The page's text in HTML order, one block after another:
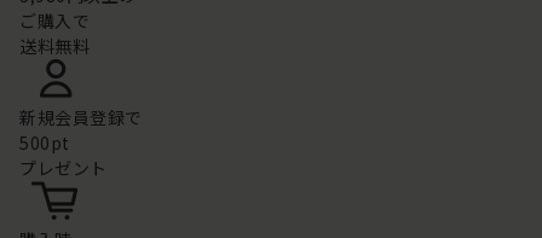
ご購入で
送料無料
新規会員登録で
500pt
プレゼント